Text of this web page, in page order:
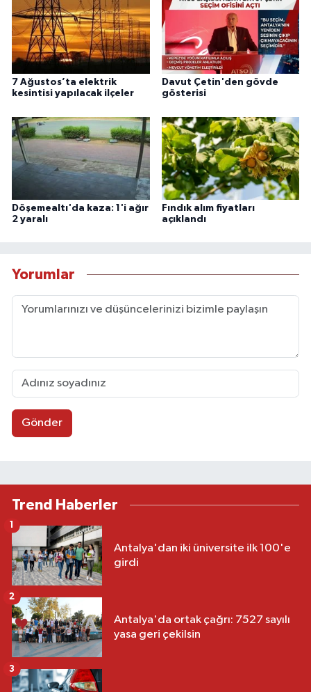
7 Ağustos’ta elektrik
kesintisi yapılacak ilçeler
Davut Çetin'den gövde
gösterisi
Döşemealtı'da kaza: 1'i ağır
2 yaralı
Fındık alım fiyatları
açıklandı
Yorumlar
Gönder
Trend Haberler
Antalya'dan iki üniversite ilk 100'e
girdi
1
Antalya'da ortak çağrı: 7527 sayılı
yasa geri çekilsin
2
3